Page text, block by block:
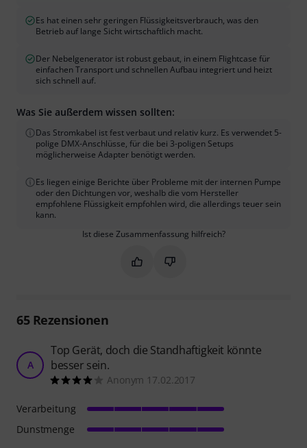
Es hat einen sehr geringen Flüssigkeitsverbrauch, was den
Betrieb auf lange Sicht wirtschaftlich macht.
Der Nebelgenerator ist robust gebaut, in einem Flightcase für
einfachen Transport und schnellen Aufbau integriert und heizt
sich schnell auf.
Was Sie außerdem wissen sollten:
Das Stromkabel ist fest verbaut und relativ kurz. Es verwendet 5-
polige DMX-Anschlüsse, für die bei 3-poligen Setups
möglicherweise Adapter benötigt werden.
Es liegen einige Berichte über Probleme mit der internen Pumpe
oder den Dichtungen vor, weshalb die vom Hersteller
empfohlene Flüssigkeit empfohlen wird, die allerdings teuer sein
kann.
Ist diese Zusammenfassung hilfreich?
Markieren Sie diese
Markieren Sie diese
65Rezensionen
A
Top Gerät, doch die Standhaftigkeit könnte
besser sein.
Anonym 17.02.2017
Verarbeitung
Dunstmenge